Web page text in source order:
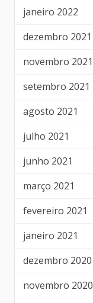
janeiro 2022
dezembro 2021
novembro 2021
setembro 2021
agosto 2021
julho 2021
junho 2021
março 2021
fevereiro 2021
janeiro 2021
dezembro 2020
novembro 2020